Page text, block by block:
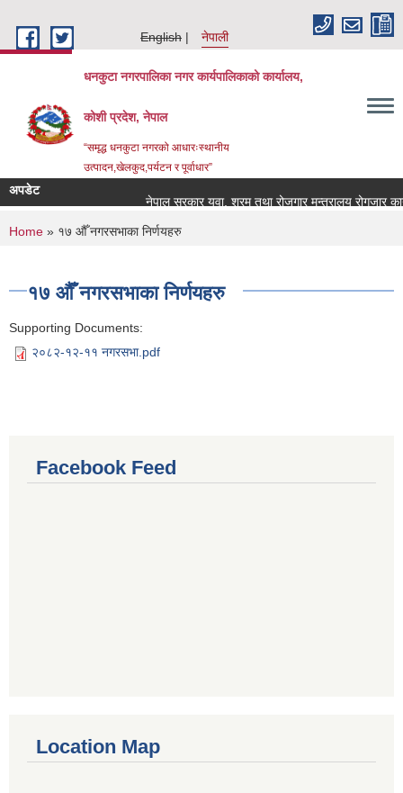
English
नेपाली
धनकुटा नगरपालिका नगर कार्यपालिकाको कार्यालय,
कोशी प्रदेश, नेपाल
“समृद्ध धनकुटा नगरको आधारःस्थानीय
उत्पादन,खेलकुद,पर्यटन र पूर्वाधार”
अपडेट
नेपाल सरकार युवा, श्रम तथा रोजगार मन्त्रालय रोगजार
You are here
Home » १७ औँ नगरसभाका निर्णयहरु
१७ औँ नगरसभाका निर्णयहरु
Supporting Documents:
२०८२-१२-११ नगरसभा.pdf
Facebook Feed
Location Map